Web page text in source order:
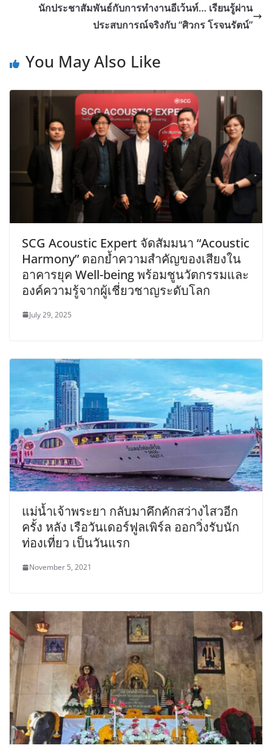
นักประชาสัมพันธ์กับการทำงานอีเว้นท์… เรียนรู้ผ่าน
ประสบการณ์จริงกับ “ศิวกร โรจนรัตน์”
You May Also Like
SCG Acoustic Expert จัดสัมมนา “Acoustic
Harmony” ตอกย้ำความสำคัญของเสียงใน
อาคารยุค Well-being พร้อมชูนวัตกรรมและ
องค์ความรู้จากผู้เชี่ยวชาญระดับโลก
July 29, 2025
แม่น้ำเจ้าพระยา กลับมาคึกคักสว่างไสวอีก
ครั้ง หลัง เรือวันเดอร์ฟูลเพิร์ล ออกวิ่งรับนัก
ท่องเที่ยว เป็นวันแรก
November 5, 2021